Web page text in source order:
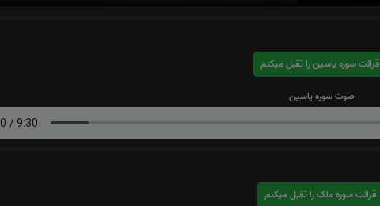
قرائت سوره یاسین را تقبل میکنم
صوت سوره یاسین
قرائت سوره ملک را تقبل میکنم